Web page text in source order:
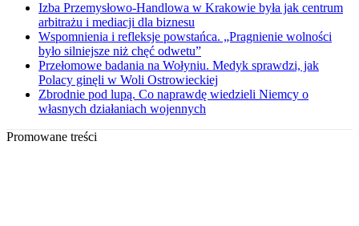
Izba Przemysłowo-Handlowa w Krakowie była jak centrum
arbitrażu i mediacji dla biznesu
Wspomnienia i refleksje powstańca. „Pragnienie wolności
było silniejsze niż chęć odwetu”
Przełomowe badania na Wołyniu. Medyk sprawdzi, jak
Polacy ginęli w Woli Ostrowieckiej
Zbrodnie pod lupą. Co naprawdę wiedzieli Niemcy o
własnych działaniach wojennych
Promowane treści